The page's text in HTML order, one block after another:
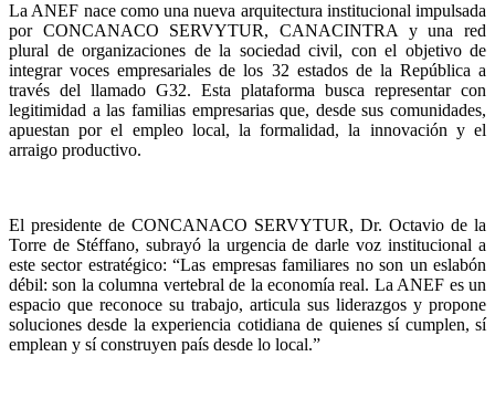
La ANEF nace como una nueva arquitectura institucional impulsada
por CONCANACO SERVYTUR, CANACINTRA y una red
plural de organizaciones de la sociedad civil, con el objetivo de
integrar voces empresariales de los 32 estados de la República a
través del llamado G32. Esta plataforma busca representar con
legitimidad a las familias empresarias que, desde sus comunidades,
apuestan por el empleo local, la formalidad, la innovación y el
arraigo productivo.
El presidente de CONCANACO SERVYTUR, Dr. Octavio de la
Torre de Stéffano, subrayó la urgencia de darle voz institucional a
este sector estratégico: “Las empresas familiares no son un eslabón
débil: son la columna vertebral de la economía real. La ANEF es un
espacio que reconoce su trabajo, articula sus liderazgos y propone
soluciones desde la experiencia cotidiana de quienes sí cumplen, sí
emplean y sí construyen país desde lo local.”